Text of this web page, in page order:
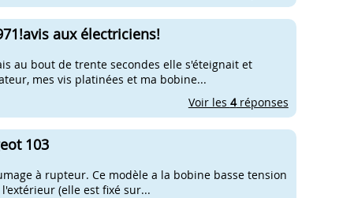
aux électriciens!
au bout de trente secondes elle s'éteignait et
mes vis platinées et ma bobine...
Voir les 4réponses
103
à rupteur. Ce modèle a la bobine basse tension
(elle est fixé sur...